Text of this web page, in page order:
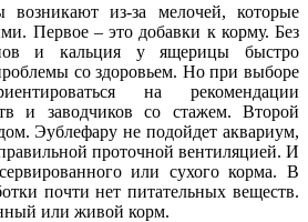
из-за мелочей, которые
Первое – это добавки к корму. Без
и кальция у ящерицы быстро
со здоровьем. Но при выборе
на рекомендации
и заводчиков со стажем. Второй
Эублефару не подойдет аквариум,
проточной вентиляцией. И
или сухого корма. В
почти нет питательных веществ.
или живой корм.